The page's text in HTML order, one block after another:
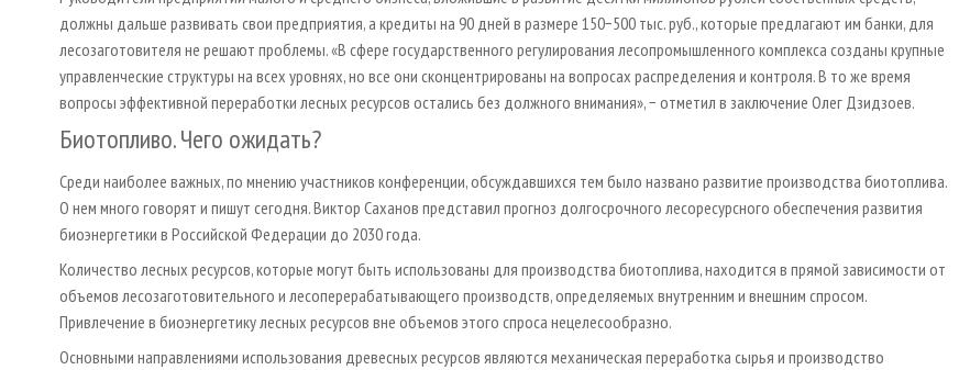
должны дальше развивать свои предприятия, а кредиты на 90 дней в размере 150−500 тыс. руб., которые предлагают им банки, для
лесозаготовителя не решают проблемы. «В сфере государственного регулирования лесопромышленного комплекса созданы крупные
управленческие структуры на всех уровнях, но все они сконцентрированы на вопросах распределения и контроля. В то же время
вопросы эффективной переработки лесных ресурсов остались без должного внимания», − отметил в заключение Олег Дзидзоев.
Биотопливо. Чего ожидать?
Среди наиболее важных, по мнению участников конференции, обсуждавшихся тем было названо развитие производства биотоплива.
О нем много говорят и пишут сегодня. Виктор Саханов представил прогноз долгосрочного лесоресурсного обеспечения развития
биоэнергетики в Российской Федерации до 2030 года.
Количество лесных ресурсов, которые могут быть использованы для производства биотоплива, находится в прямой зависимости от
объемов лесозаготовительного и лесоперерабатывающего производств, определяемых внутренним и внешним спросом.
Привлечение в биоэнергетику лесных ресурсов вне объемов этого спроса нецелесообразно.
Основными направлениями использования древесных ресурсов являются механическая переработка сырья и производство